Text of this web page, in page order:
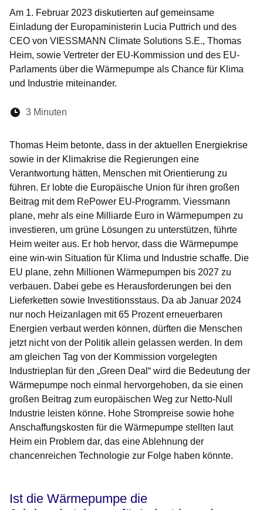
Am 1. Februar 2023 diskutierten auf gemeinsame
Einladung der Europaministerin Lucia Puttrich und des
CEO von VIESSMANN Climate Solutions S.E., Thomas
Heim, sowie Vertreter der EU-Kommission und des EU-
Parlaments über die Wärmepumpe als Chance für Klima
und Industrie miteinander.
Lesedauer:
3 Minuten
Thomas Heim betonte, dass in der aktuellen Energiekrise
sowie in der Klimakrise die Regierungen eine
Verantwortung hätten, Menschen mit Orientierung zu
führen. Er lobte die Europäische Union für ihren großen
Beitrag mit dem RePower EU-Programm. Viessmann
plane, mehr als eine Milliarde Euro in Wärmepumpen zu
investieren, um grüne Lösungen zu unterstützen, führte
Heim weiter aus. Er hob hervor, dass die Wärmepumpe
eine win-win Situation für Klima und Industrie schaffe. Die
EU plane, zehn Millionen Wärmepumpen bis 2027 zu
verbauen. Dabei gebe es Herausforderungen bei den
Lieferketten sowie Investitionsstaus. Da ab Januar 2024
nur noch Heizanlagen mit 65 Prozent erneuerbaren
Energien verbaut werden können, dürften die Menschen
jetzt nicht von der Politik allein gelassen werden. In dem
am gleichen Tag von der Kommission vorgelegten
Industrieplan für den „Green Deal“ wird die Bedeutung der
Wärmepumpe noch einmal hervorgehoben, da sie einen
großen Beitrag zum europäischen Weg zur Netto-Null
Industrie leisten könne. Hohe Strompreise sowie hohe
Anschaffungskosten für die Wärmepumpe stellten laut
Heim ein Problem dar, das eine Ablehnung der
chancenreichen Technologie zur Folge haben könnte.
Ist die Wärmepumpe die